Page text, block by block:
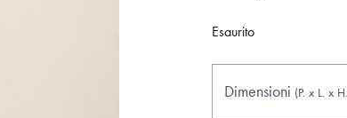
Esaurito
Dimensioni (P. x L. x H.